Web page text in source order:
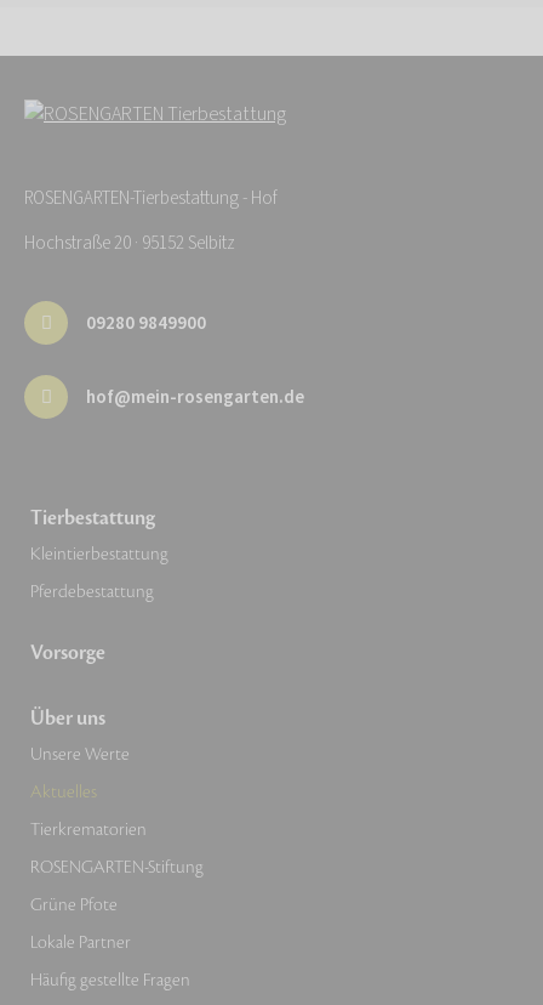
ROSENGARTEN-Tierbestattung - Hof
Hochstraße 20 · 95152 Selbitz
09280 9849900
hof@mein-rosengarten.de
Tierbestattung
Kleintierbestattung
Pferdebestattung
Vorsorge
Über uns
Unsere Werte
Aktuelles
Tierkrematorien
ROSENGARTEN-Stiftung
Grüne Pfote
Lokale Partner
Häufig gestellte Fragen